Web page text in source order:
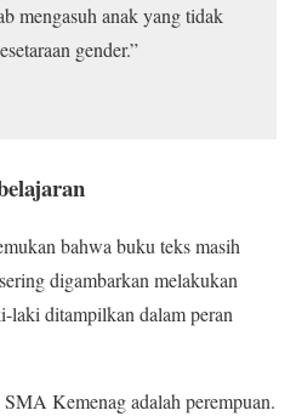
mengasuh anak yang tidak
gender.”
bahwa buku teks masih
digambarkan melakukan
laki ditampilkan dalam peran
Kemenag adalah perempuan.